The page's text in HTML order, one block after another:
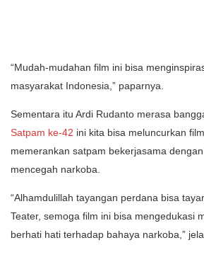
“Mudah-mudahan film ini bisa
masyarakat Indonesia,” paparnya.
Sementara itu Ardi Rudanto merasa
Satpam ke-42 ini kita bisa meluncurkan
memerankan satpam bekerjasama
mencegah narkoba.
“Alhamdulillah tayangan perdana bisa
Teater, semoga film ini bisa mengedukasi
berhati hati terhadap bahaya narkoba,”